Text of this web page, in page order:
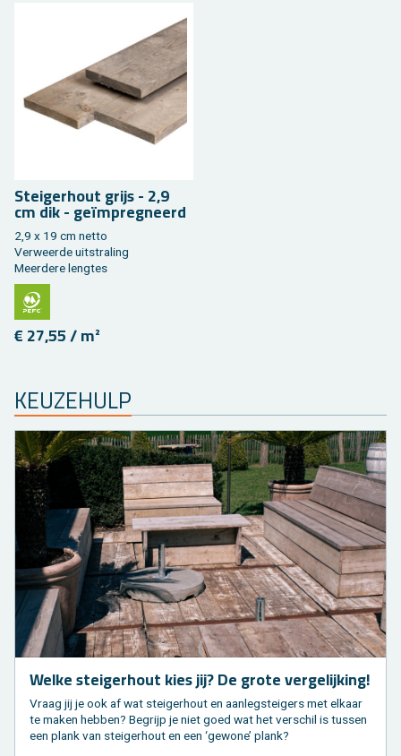
Stei­ger­hout grijs - 2,9
cm dik - geïmpreg­neerd
2,9 x 19 cm netto
Ver­weer­de uit­stra­ling
Meer­de­re leng­tes
€ 27,55 / m²
KEU­ZE­HULP
Welke stei­ger­hout kies jij? De grote ver­ge­lij­king!
Vraag jij je ook af wat stei­ger­hout en aan­leg­stei­gers met el­kaar
te maken heb­ben? Be­grijp je niet goed wat het ver­schil is tus­sen
een plank van stei­ger­hout en een ‘ge­wo­ne’ plank?